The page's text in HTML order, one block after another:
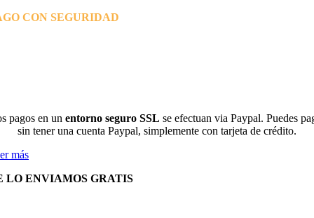
CON SEGURIDAD
pagos en un entorno seguro SSL se efectuan via Paypal. Puedes
sin tener una cuenta Paypal, simplemente con tarjeta de crédito.
más
LO ENVIAMOS GRATIS